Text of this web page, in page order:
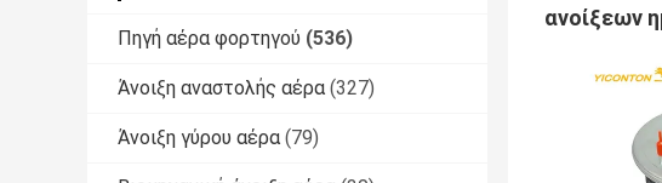
Πηγή αέρα φορτηγού (536)
Άνοιξη αναστολής αέρα (327)
Άνοιξη γύρου αέρα (79)
ανοίξεων